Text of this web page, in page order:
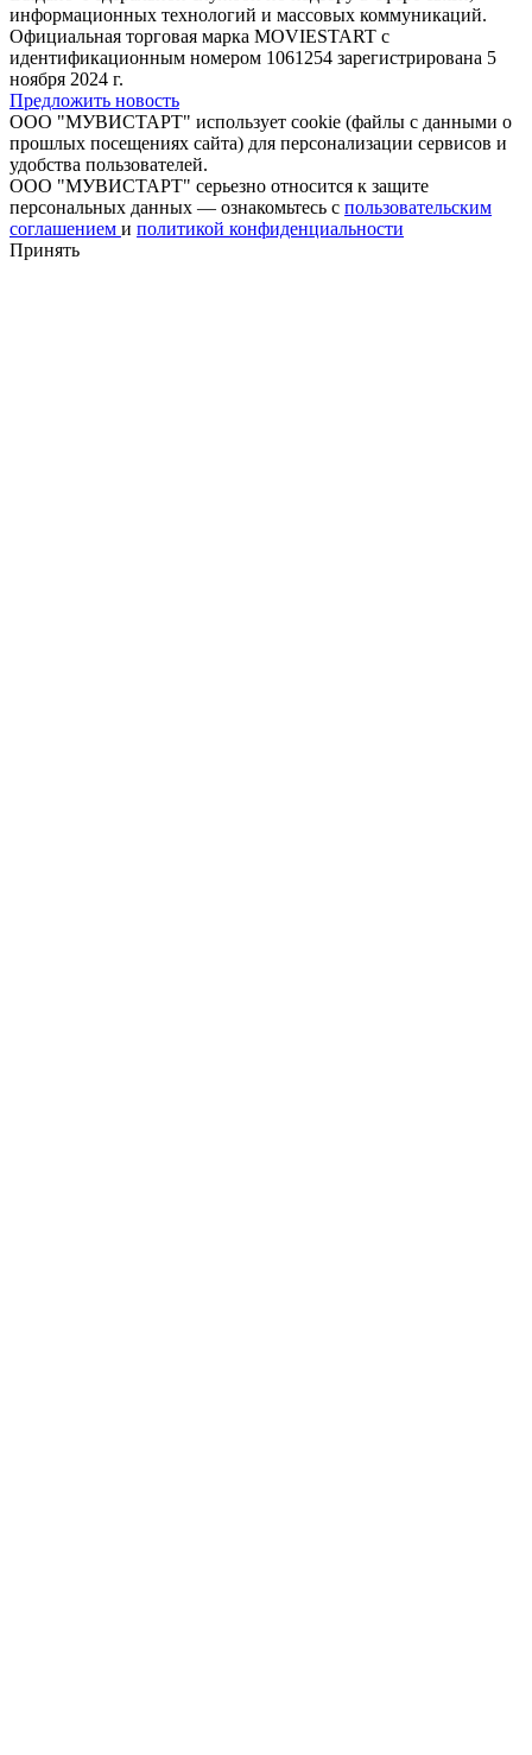
информационных технологий и массовых коммуникаций.
Официальная торговая марка MOVIESTART с
идентификационным номером 1061254 зарегистрирована 5
ноября 2024 г.
Предложить новость
ООО "МУВИСТАРТ" использует cookie (файлы с данными о
прошлых посещениях сайта) для персонализации сервисов и
удобства пользователей.
ООО "МУВИСТАРТ" серьезно относится к защите
персональных данных — ознакомьтесь с пользовательским
соглашением и политикой конфиденциальности
Принять